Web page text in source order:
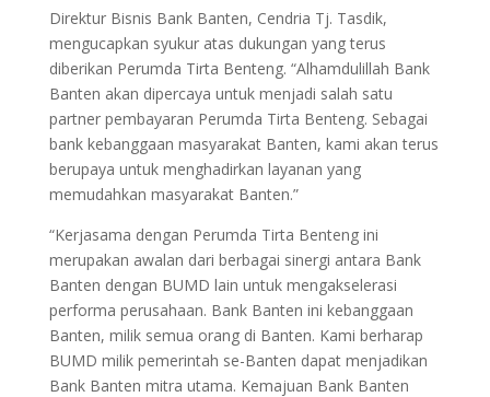
Direktur Bisnis Bank Banten, Cendria Tj. Tasdik,
mengucapkan syukur atas dukungan yang terus
diberikan Perumda Tirta Benteng. “Alhamdulillah Bank
Banten akan dipercaya untuk menjadi salah satu
partner pembayaran Perumda Tirta Benteng. Sebagai
bank kebanggaan masyarakat Banten, kami akan terus
berupaya untuk menghadirkan layanan yang
memudahkan masyarakat Banten.”
“Kerjasama dengan Perumda Tirta Benteng ini
merupakan awalan dari berbagai sinergi antara Bank
Banten dengan BUMD lain untuk mengakselerasi
performa perusahaan. Bank Banten ini kebanggaan
Banten, milik semua orang di Banten. Kami berharap
BUMD milik pemerintah se-Banten dapat menjadikan
Bank Banten mitra utama. Kemajuan Bank Banten